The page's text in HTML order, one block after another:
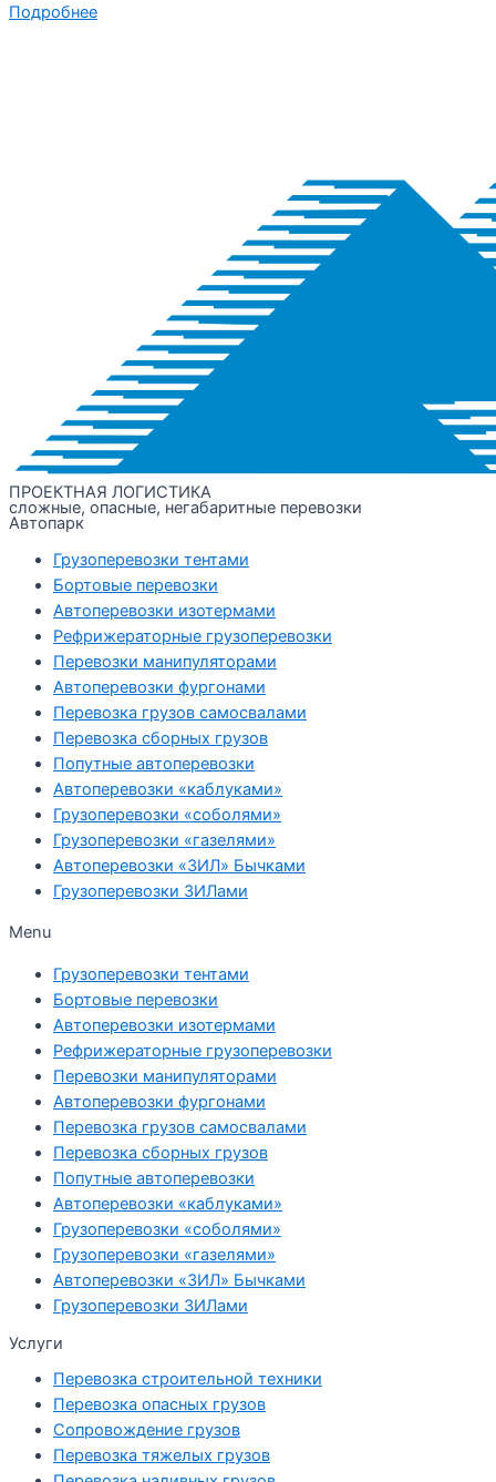
Подробнее
ПРОЕКТНАЯ ЛОГИСТИКА
сложные, опасные, негабаритные перевозки
Автопарк
Грузоперевозки тентами
Бортовые перевозки
Автоперевозки изотермами
Рефрижераторные грузоперевозки
Перевозки манипуляторами
Автоперевозки фургонами
Перевозка грузов самосвалами
Перевозка сборных грузов
Попутные автоперевозки
Автоперевозки «каблуками»
Грузоперевозки «соболями»
Грузоперевозки «газелями»
Автоперевозки «ЗИЛ» Бычками
Грузоперевозки ЗИЛами
Menu
Грузоперевозки тентами
Бортовые перевозки
Автоперевозки изотермами
Рефрижераторные грузоперевозки
Перевозки манипуляторами
Автоперевозки фургонами
Перевозка грузов самосвалами
Перевозка сборных грузов
Попутные автоперевозки
Автоперевозки «каблуками»
Грузоперевозки «соболями»
Грузоперевозки «газелями»
Автоперевозки «ЗИЛ» Бычками
Грузоперевозки ЗИЛами
Услуги
Перевозка строительной техники
Перевозка опасных грузов
Cопровождение грузов
Перевозка тяжелых грузов